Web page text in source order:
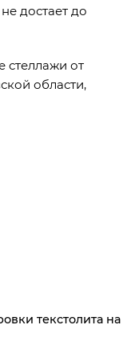
достает до
стеллажи от
области,
текстолита на